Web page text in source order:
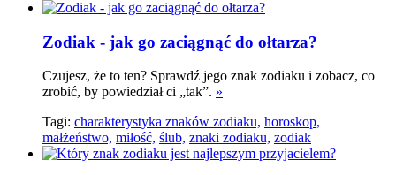
Zodiak - jak go zaciągnąć do ołtarza?
Czujesz, że to ten? Sprawdź jego znak zodiaku i zobacz, co
zrobić, by powiedział ci „tak”. »
Tagi: charakterystyka znaków zodiaku, horoskop,
małżeństwo, miłość, ślub, znaki zodiaku, zodiak